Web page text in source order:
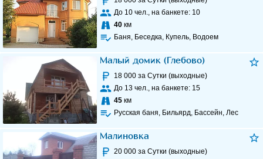
До 10 чел., на банкете: 10
40 км
Баня, Беседка, Купель, Водоем
Малый домик (Глебово)
18 000 за Сутки (выходные)
До 13 чел., на банкете: 15
45 км
Русская баня, Бильярд, Бассейн, Лес
Малиновка
20 000 за Сутки (выходные)